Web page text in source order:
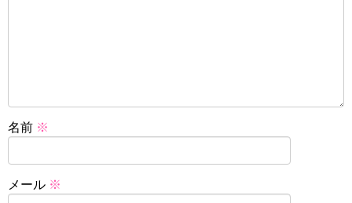
名前 ※
メール ※